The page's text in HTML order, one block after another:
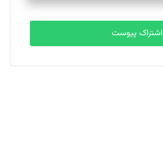
اشتراک پیوست